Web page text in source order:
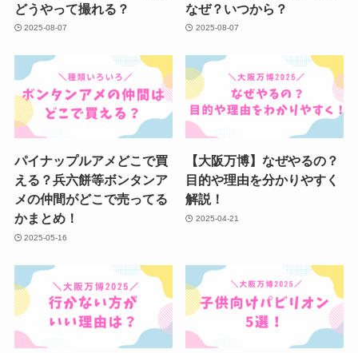
どうやって撮れる？
2025-08-07
なぜ？いつから？
2025-08-07
パイナップルアメどこで買
える？兵六餅等ボンタンア
メの仲間がどこで売ってる
かまとめ！
2025-05-16
【大阪万博】なぜやるの？
目的や理由を分かりやすく
解説！
2025-04-21